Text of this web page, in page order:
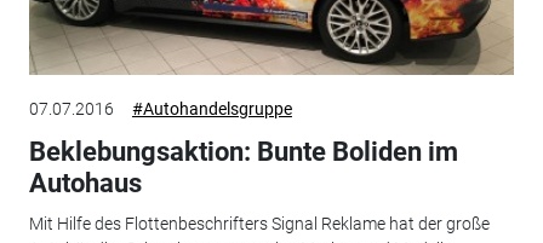
07.07.2016 #Autohandelsgruppe
Beklebungsaktion: Bunte Boliden im
Autohaus
Mit Hilfe des Flottenbeschrifters Signal Reklame hat der große